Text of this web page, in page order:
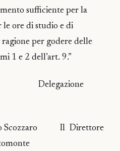
sufficiente per la
le ore di studio e di
per godere delle
1 e 2 dell’art. 9.”
Delegazione
Il Direttore